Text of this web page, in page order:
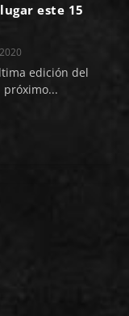
lugar este 15
edición del
próximo...